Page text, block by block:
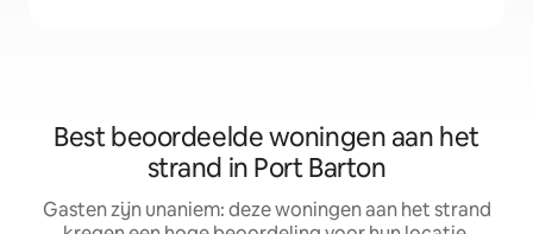
Best beoordeelde woningen aan het
strand in Port Barton
Gasten zijn unaniem: deze woningen aan het strand